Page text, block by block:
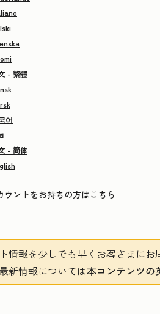
- 繁體
어
- 简体
ウントをお持ちの方はこちら
情報を少しでも早くお客さまに
新情報については本コンテンツの